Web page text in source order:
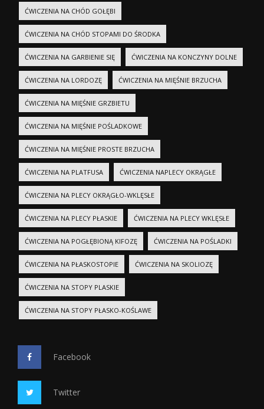
ĆWICZENIA NA CHÓD GOŁĘBI
ĆWICZENIA NA CHÓD STOPAMI DO ŚRODKA
ĆWICZENIA NA GARBIENIE SIĘ ĆWICZENIA NA KONCZYNY DOLNE
ĆWICZENIA NA LORDOZĘ ĆWICZENIA NA MIĘŚNIE BRZUCHA
ĆWICZENIA NA MIĘŚNIE GRZBIETU
ĆWICZENIA NA MIĘŚNIE POŚLADKOWE
ĆWICZENIA NA MIĘŚNIE PROSTE BRZUCHA
ĆWICZENIA NA PLATFUSA ĆWICZENIA NAPLECY OKRĄGŁE
ĆWICZENIA NA PLECY OKRĄGŁO-WKLĘSŁE
ĆWICZENIA NA PLECY PŁASKIE ĆWICZENIA NA PLECY WKLĘSŁE
ĆWICZENIA NA POGŁĘBIONĄ KIFOZĘ ĆWICZENIA NA POŚLADKI
ĆWICZENIA NA PŁASKOSTOPIE ĆWICZENIA NA SKOLIOZĘ
ĆWICZENIA NA STOPY PLASKIE
ĆWICZENIA NA STOPY PŁASKO-KOŚLAWE
Facebook
Twitter